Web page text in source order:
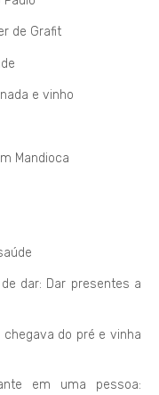
de Grafit
e vinho
Mandioca
dar: Dar presentes a
do pré e vinha
em uma pessoa: